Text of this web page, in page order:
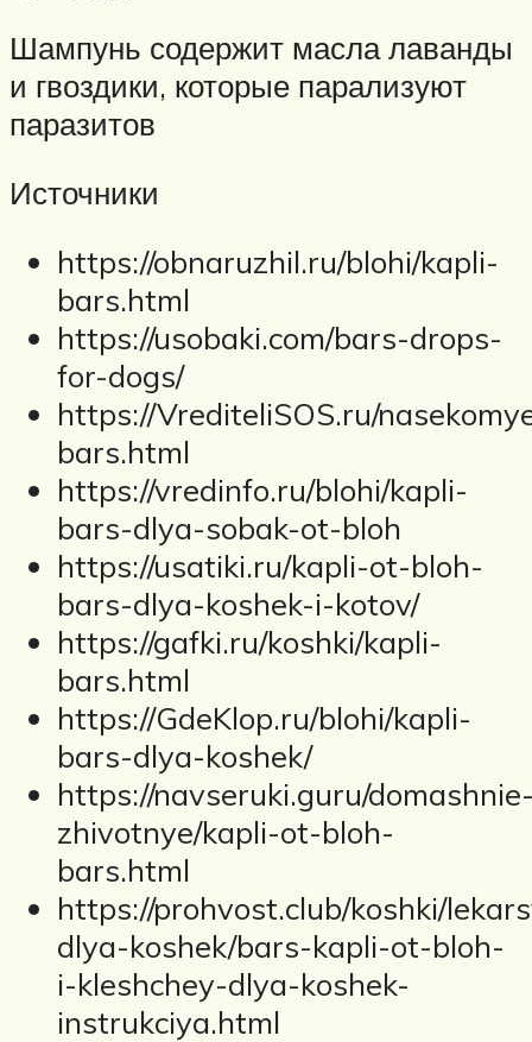
Шампунь содержит масла лаванды
и гвоздики, которые парализуют
паразитов
Источники
https://obnaruzhil.ru/blohi/kapli-
bars.html
https://usobaki.com/bars-drops-
for-dogs/
https://VrediteliSOS.ru/
bars.html
https://vredinfo.ru/blohi/kapli-
bars-dlya-sobak-ot-bloh
https://usatiki.ru/kapli-ot-bloh-
bars-dlya-koshek-i-kotov/
https://gafki.ru/koshki/kapli-
bars.html
https://GdeKlop.ru/blohi/kapli-
bars-dlya-koshek/
https://navseruki.guru/
zhivotnye/kapli-ot-bloh-
bars.html
https://prohvost.club/koshki/
dlya-koshek/bars-kapli-ot-bloh-
i-kleshchey-dlya-koshek-
instrukciya.html